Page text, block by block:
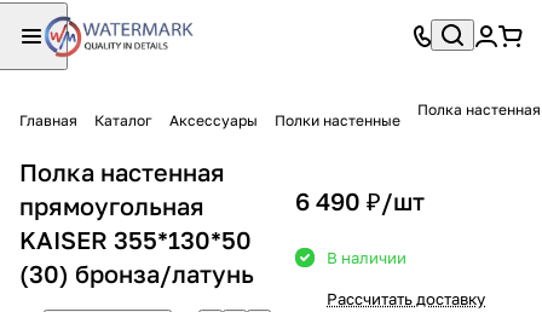
Главная Каталог Аксессуары Полки настенные
Полка
Полка настенная
прямоугольная
KAISER 355*130*50
(30) бронза/латунь
6 490 ₽/шт
В наличии
Рассчитать доставку